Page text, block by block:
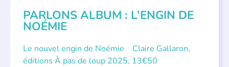
PARLONS ALBUM : L’ENGIN DE
NOÉMIE
Le nouvel engin de Noémie Claire Gallaron,
éditions À pas de loup 2025, 13€50